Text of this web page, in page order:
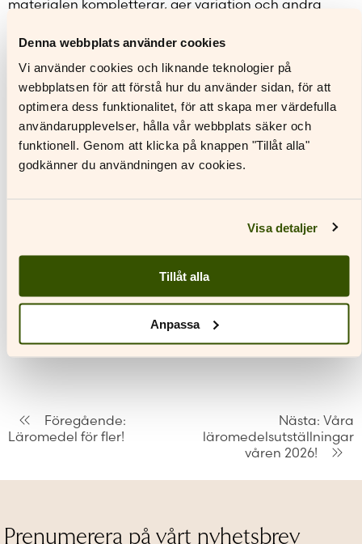
Denna webbplats använder cookies
Vi använder cookies och liknande teknologier på
webbplatsen för att förstå hur du använder sidan, för att
optimera dess funktionalitet, för att skapa mer värdefulla
användarupplevelser, hålla vår webbplats säker och
funktionell. Genom att klicka på knappen "Tillåt alla"
godkänner du användningen av cookies.
Visa detaljer
Tillåt alla
Anpassa
materialen kompletterar, ger variation och andra
våra nya digitala material i den behändiga
Ryggsäcken– allt enkelt för alla.
Alla våra nya serier är utvecklade av finlandssvenska
lärare för den finlandssvenska skolan.
Klicka på
serienamnet för mer information om serien!
Lässtaden– ny basserie i svenska och litteratur
Läsförståelse med Lus och Läs– läsförståelse för åk 1–
– engelska för åk 3–6
Vårt samhälle– samhällslära för åk 4–6
– religion för åk 1–6
Vihi– modersmålsinriktad finska för åk 7–9
Inläggsnavigering
Föregående:
Läromedel för fler!
Nästa: Våra
läromedelsutställningar
våren 2026!
Prenumerera på vårt nyhetsbrev